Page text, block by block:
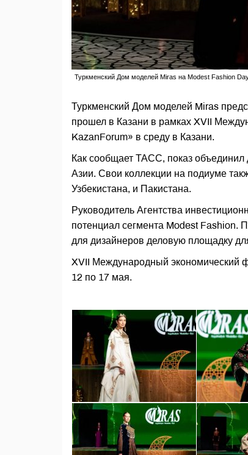
Туркменский Дом моделей Miras на Modest Fashion
Туркменский Дом моделей Miras
прошел в Казани в рамках XVII
KazanForum» в среду в Казани.
Как сообщает ТАСС, показ
Азии. Свои коллекции на подиуме
Узбекистана, и Пакистана.
Руководитель Агентства
потенциал сегмента Modest Fashion.
для дизайнеров деловую площадку
XVII Международный экономический
12 по 17 мая.